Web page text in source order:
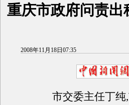
重庆市政府问责出
2008年11月18日07:35
市交委主任丁纯,市